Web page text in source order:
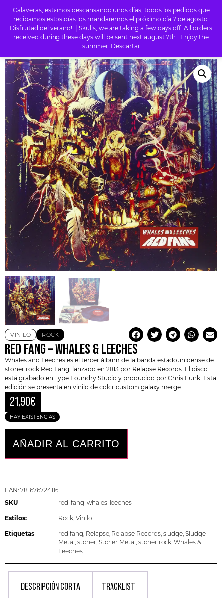
Calaveras, estamos descansando unos días, todos los pedidos que
recibamos estos días los mandaremos el próximo día 7 de agosto.
Disfrutad del verano!! | Skulls, we are taking a few days off. All orders
received during these days will be sent next august 7th.. Enjoy the
summer! Descartar
0
VINILO/ RED FANG – WHALES & LEECHES
VINILO ROCK
RED FANG – WHALES & LEECHES
Whales and Leeches es el tercer álbum de la banda estadounidense de
stoner rock Red Fang, lanzado en 2013 por Relapse Records. El disco
está grabado en Type Foundry Studio y producido por Chris Funk. Esta
edición se presenta en vinilo de color custom galaxy merge.
21,90€
HAY EXISTENCIAS
AÑADIR AL CARRITO
EAN: 781676724116
SKU
red-fang-whales-leeches
Estilos: Rock Vinilo
Etiquetas red fang Relapse Relapse Records sludge Sludge
Metal stoner Stoner Metal stoner rock Whales &
Leeches
DESCRIPCIÓN CORTA TRACKLIST